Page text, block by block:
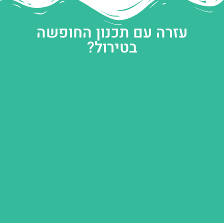
עזרה עם תכנון החופשה
בטירול?